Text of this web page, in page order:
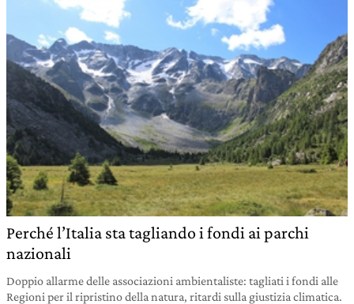
Perché l’Italia sta tagliando i fondi ai parchi
nazionali
Doppio allarme delle associazioni ambientaliste: tagliati i fondi alle
Regioni per il ripristino della natura, ritardi sulla giustizia climatica.